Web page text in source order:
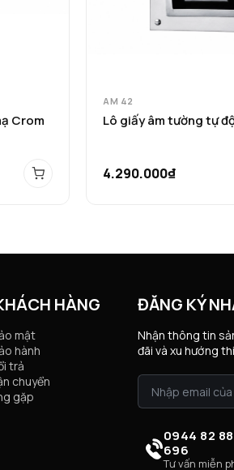
Crom
AM 42
Lô giấy âm tường tự
4.290.000₫
HÀNG
mật
hành
trả
chuyển
gặp
ĐĂNG KÝ
Nhận thông tin
đãi và xu hướng
0944 82
696
Tư vấn miễn